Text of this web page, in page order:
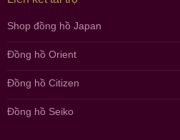
Shop đồng hồ Japan
Đồng hồ Orient
Đồng hồ Citizen
Đồng hồ Seiko